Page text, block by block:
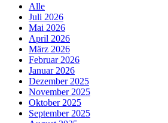
Alle
Juli 2026
Mai 2026
April 2026
März 2026
Februar 2026
Januar 2026
Dezember 2025
November 2025
Oktober 2025
September 2025